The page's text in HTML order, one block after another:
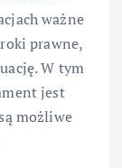
ważne
prawne,
W tym
jest
możliwe